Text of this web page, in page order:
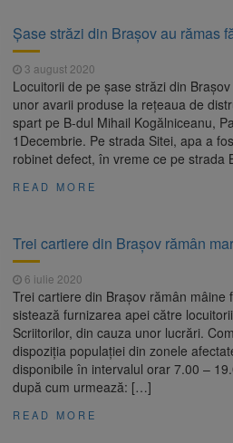
Înalta Curte analizează dosarul lui
Județul Brașov, sub Cod portocaliu
Cod portocaliu de vijelii și averse
Șase străzi din Brașov au rămas
3 august 2020
Locuitorii de pe șase străzi din
unor avarii produse la rețeaua de
spart pe B-dul Mihail Kogălniceanu,
1Decembrie. Pe strada Sitei, apa a
robinet defect, în vreme ce pe
READ MORE
Trei cartiere din Brașov rămân
6 iulie 2020
Trei cartiere din Brașov rămân
sistează furnizarea apei către
Scriitorilor, din cauza unor lucrări.
dispoziția populației din zonele
disponibile în intervalul orar 7.00 –
după cum urmează: […]
READ MORE